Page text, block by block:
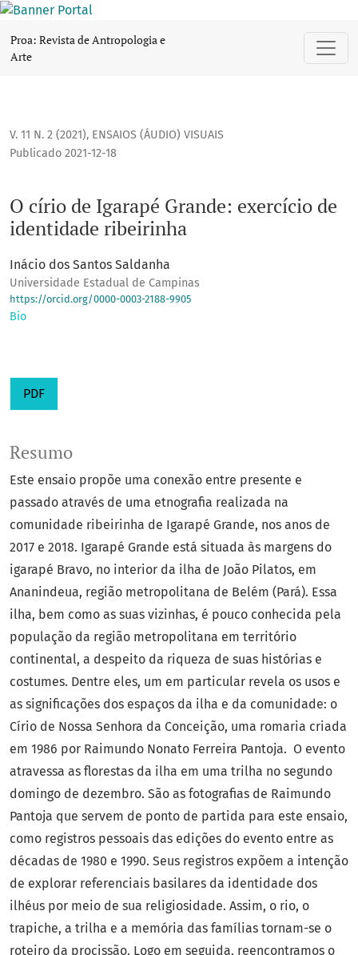
Proa: Revista de Antropologia e
Arte
V. 11 N. 2 (2021), ENSAIOS (ÁUDIO) VISUAIS
O círio de Igarapé Grande: exercício de
identidade ribeirinha
Publicado 2021-12-18
Inácio dos Santos Saldanha
Universidade Estadual de Campinas
https://orcid.org/0000-0003-2188-9905
Bio
PDF
Resumo
Este ensaio propõe uma conexão entre presente e
passado através de uma etnografia realizada na
comunidade ribeirinha de Igarapé Grande, nos anos de
2017 e 2018. Igarapé Grande está situada às margens do
igarapé Bravo, no interior da ilha de João Pilatos, em
Ananindeua, região metropolitana de Belém (Pará). Essa
ilha, bem como as suas vizinhas, é pouco conhecida pela
população da região metropolitana em território
continental, a despeito da riqueza de suas histórias e
costumes. Dentre eles, um em particular revela os usos e
as significações dos espaços da ilha e da comunidade: o
Círio de Nossa Senhora da Conceição, uma romaria criada
em 1986 por Raimundo Nonato Ferreira Pantoja. O evento
atravessa as florestas da ilha em uma trilha no segundo
domingo de dezembro. São as fotografias de Raimundo
Pantoja que servem de ponto de partida para este ensaio,
como registros pessoais das edições do evento entre as
décadas de 1980 e 1990. Seus registros expõem a intenção
de explorar referenciais basilares da identidade dos
ilhéus por meio de sua religiosidade. Assim, o rio, o
trapiche, a trilha e a memória das famílias tornam-se o
roteiro da procissão. Logo em seguida, reencontramos o